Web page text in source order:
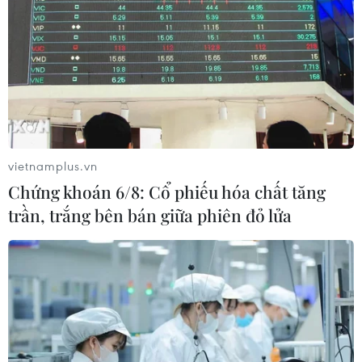
Eurozone đồng ý tiếp tục giải ngân 2,8 tỷ
euro cho Hy Lạp
25/10/2016 08:47
Eurozone đã thông qua khoản giải ngân mới 2,8 tỷ euro
trong gói cứu trợ thứ ba dành cho Hy Lạp sau khi ghi
nhận những tiến bộ cải cách mới của nước này.
vietnamplus.vn
Chứng khoán 6/8: Cổ phiếu hóa chất tăng
trần, trắng bên bán giữa phiên đỏ lửa